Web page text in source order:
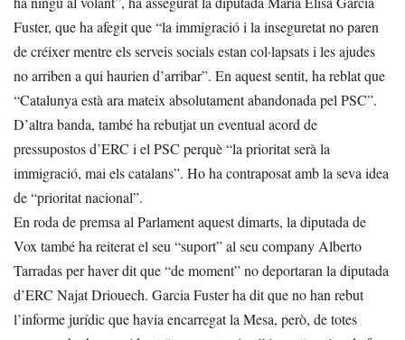
Fuster, que ha afegit que “la immigració i la inseguretat no paren
de créixer mentre els serveis socials estan col·lapsats i les ajudes
no arriben a qui haurien d’arribar”. En aquest sentit, ha reblat que
“Catalunya està ara mateix absolutament abandonada pel PSC”.
D’altra banda, també ha rebutjat un eventual acord de
pressupostos d’ERC i el PSC perquè “la prioritat serà la
immigració, mai els catalans”. Ho ha contraposat amb la seva idea
de “prioritat nacional”.
En roda de premsa al Parlament aquest dimarts, la diputada de
Vox també ha reiterat el seu “suport” al seu company Alberto
Tarradas per haver dit que “de moment” no deportaran la diputada
d’ERC Najat Driouech. Garcia Fuster ha dit que no han rebut
l’informe jurídic que havia encarregat la Mesa, però, de totes